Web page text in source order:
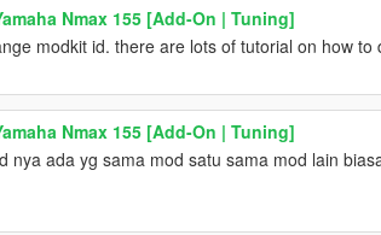
Nmax 155 [Add-On | Tuning]
modkit id. there are lots of tutorial on how to
Nmax 155 [Add-On | Tuning]
nya ada yg sama mod satu sama mod lain